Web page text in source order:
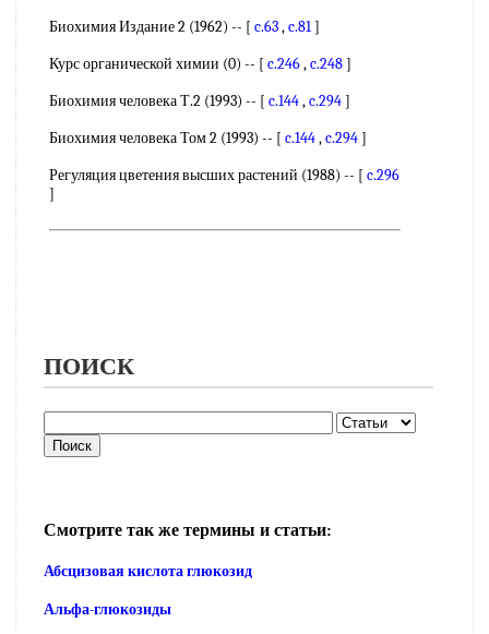
Биохимия Издание 2 (1962) -- [ c.63,c.81]
Курс органической химии (0) -- [ c.246,c.248]
Биохимия человека Т.2 (1993) -- [ c.144,c.294]
Биохимия человека Том 2 (1993) -- [ c.144,c.294]
Регуляция цветения высших растений (1988) -- [ c.296
]
ПОИСК
Смотрите так же термины и статьи:
Абсцизовая кислота глюкозид
Альфа-глюкозиды